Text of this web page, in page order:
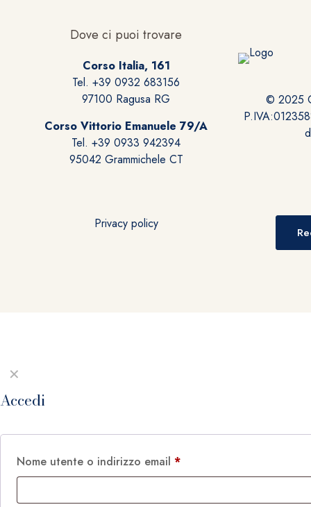
Dove ci puoi trovare
Corso Italia, 161
Tel. +39 0932 683156
97100 Ragusa RG
Corso Vittorio Emanuele 79/A
Tel. +39 0933 942394
95042 Grammichele CT
© 2025
Privacy policy
✕
Accedi
Nome utente o indirizzo email *